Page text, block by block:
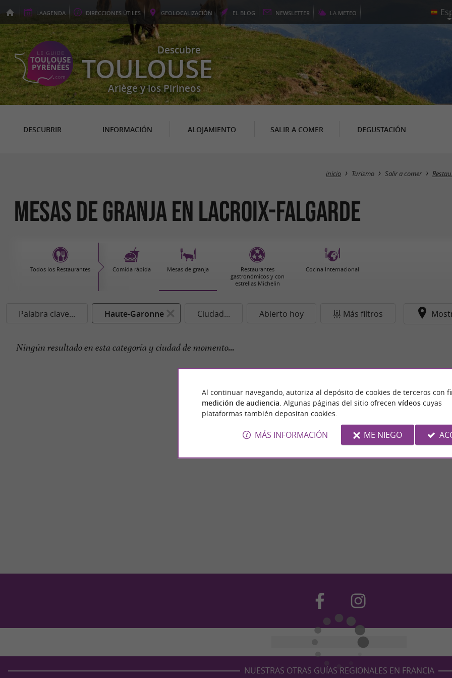
LAAGENDA DIRECCIONES ÚTILES GEOLOCALIZACIÓN EL BLOG NEWSLETTER LA METEO
Descubre
TOULOUSE
Ariège y los Pirineos
DESCUBRIR INFORMACIÓN ALOJAMIENTO SALIR A COMER DEGUSTACIÓN
inicio Turismo Salir a comer
Mesas de granja en Lacroix-Falgarde
Todos los Restaurantes Comida rápida Mesas de granja
Restaurantes
gastronómicos y con
estrellas Michelin
Cocina Internacional
Palabra clave... Haute-Garonne Ciudad... Abierto hoy Más filtros
Ningún resultado en esta categoría y ciudad de momento...
NUESTRAS OTRAS GUÍAS REGIONALES EN FRANCIA
Al continuar navegando, autoriza al depósito de cookies de terceros con
medición de audiencia . Algunas páginas del sitio ofrecen vídeoscuyas
plataformas también depositan cookies.
MÁS INFORMACIÓN ME NIEGO